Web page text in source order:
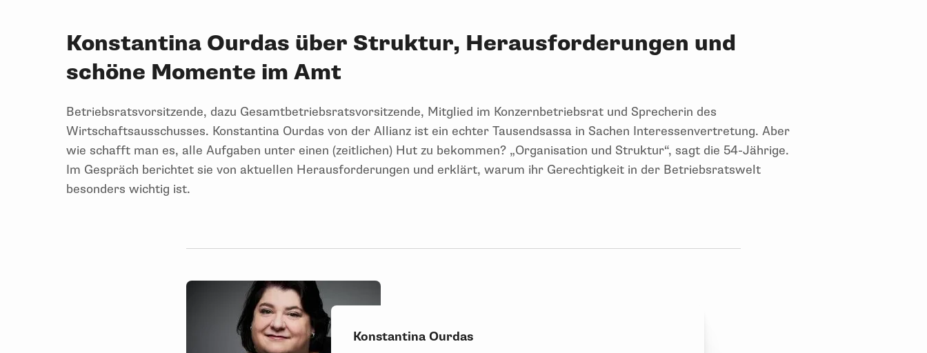
Konstantina Ourdas über Struktur, Herausforderungen und
schöne Momente im Amt
Betriebsratsvorsitzende, dazu Gesamtbetriebsratsvorsitzende, Mitglied im Konzernbetriebsrat und Sprecherin des
Wirtschaftsausschusses. Konstantina Ourdas von der Allianz ist ein echter Tausendsassa in Sachen Interessenvertretung. Aber
wie schafft man es, alle Aufgaben unter einen (zeitlichen) Hut zu bekommen? „Organisation und Struktur“, sagt die 54-Jährige.
Im Gespräch berichtet sie von aktuellen Herausforderungen und erklärt, warum ihr Gerechtigkeit in der Betriebsratswelt
besonders wichtig ist.
Konstantina Ourdas